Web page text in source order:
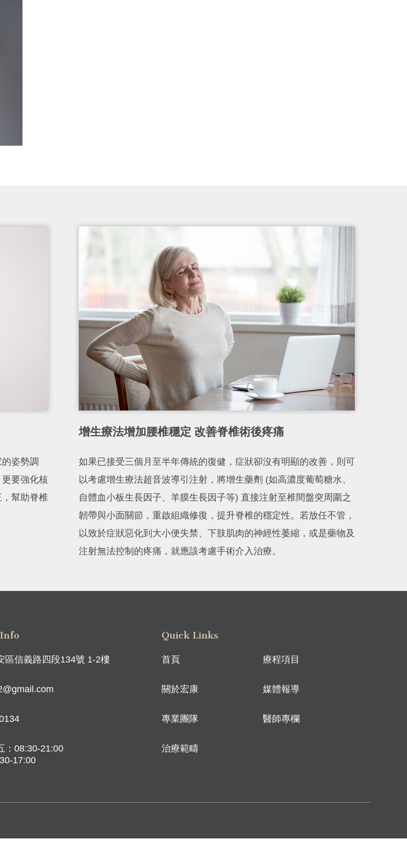
姿勢調
要強化核
幫助脊椎
增生療法增加腰椎穩定 改善脊椎術後疼痛
如果已接受三個月至半年傳統的復健，症狀卻沒有明顯的改善，則可
以考慮增生療法超音波導引注射，將增生藥劑 (如高濃度葡萄糖水、
自體血小板生長因子、羊膜生長因子等) 直接注射至椎間盤突周圍之
韌帶與小面關節，重啟組織修復，提升脊椎的穩定性。若放任不管，
以致於症狀惡化到大小便失禁、下肢肌肉的神經性萎縮，或是藥物及
注射無法控制的疼痛，就應該考慮手術介入治療。
區信義路四段134號 1-2樓
：08:30-21:00
17:00
Quick Links
首頁
關於宏康
專業團隊
治療範疇
療程項目
媒體報導
醫師專欄